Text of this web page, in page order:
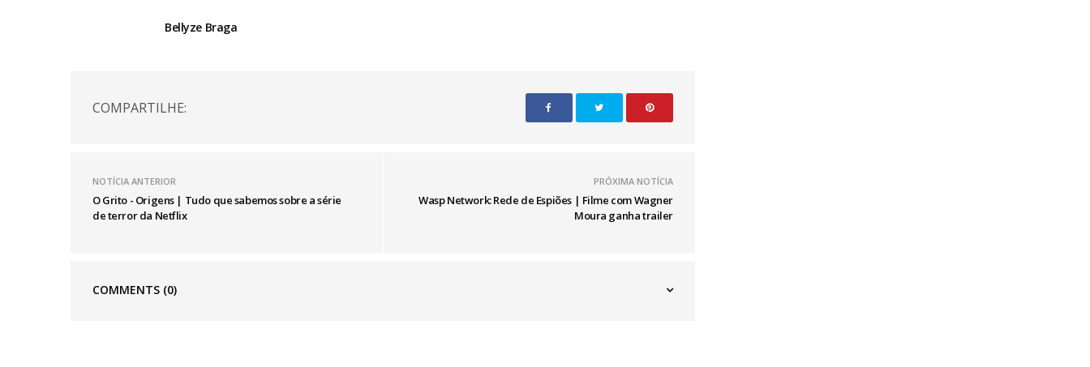
Bellyze Braga
COMPARTILHE:
NOTÍCIA ANTERIOR
O Grito - Origens | Tudo que sabemos sobre a série
de terror da Netflix
PRÓXIMA NOTÍCIA
Wasp Network: Rede de Espiões | Filme com Wagner
Moura ganha trailer
COMMENTS (0)